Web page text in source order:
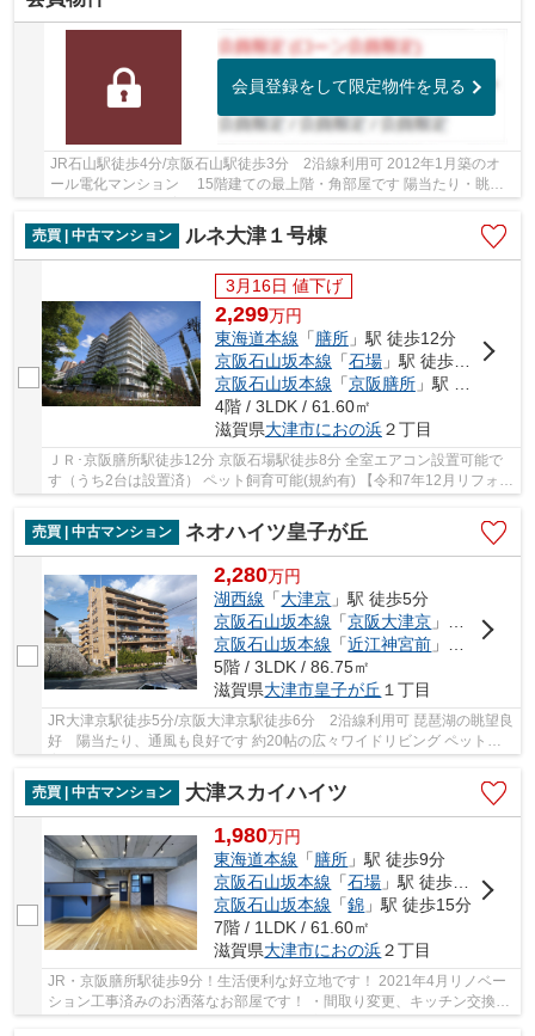
会員登録をして限定物件を見る
JR石山駅徒歩4分/京阪石山駅徒歩3分 2沿線利用可 2012年1月築のオ
ール電化マンション 15階建ての最上階・角部屋です 陽当たり・眺望
売買 | 中古マンション
ルネ大津１号棟
3月16日 値下げ
2,299万円
東海道本線 「膳所」駅 徒歩12分
京阪石山坂本線 「石場」駅 徒歩8分
京阪石山坂本線 「京阪膳所」駅 徒歩12分
4階 / 3LDK / 61.60㎡
滋賀県大津市におの浜２丁目
ＪＲ･京阪膳所駅徒歩12分 京阪石場駅徒歩8分 全室エアコン設置可能で
す（うち2台は設置済） ペット飼育可能(規約有) 【令和7年12月リフォー
売買 | 中古マンション
ネオハイツ皇子が丘
2,280万円
湖西線 「大津京 」駅 徒歩5分
京阪石山坂本線 「京阪大津京 」駅 徒歩6分
京阪石山坂本線 「近江神宮前 」駅 徒歩9分
5階 / 3LDK / 86.75㎡
滋賀県大津市皇子が丘 １丁目
JR大津京駅徒歩5分/京阪大津京駅徒歩6分 2沿線利用可 琵琶湖の眺望良
好 陽当たり、通風も良好です 約20帖の広々ワイドリビング ペット飼
売買 | 中古マンション
大津スカイハイツ
1,980万円
東海道本線 「膳所 」駅 徒歩9分
京阪石山坂本線 「石場 」駅 徒歩9分
京阪石山坂本線 「錦 」駅 徒歩15分
7階 / 1LDK / 61.60㎡
滋賀県大津市におの浜２丁目
JR・京阪膳所駅徒歩9分！生活便利な好立地です！ 2021年4月リノベー
ション工事済みのお洒落なお部屋です！ ・間取り変更、キッチン交換・